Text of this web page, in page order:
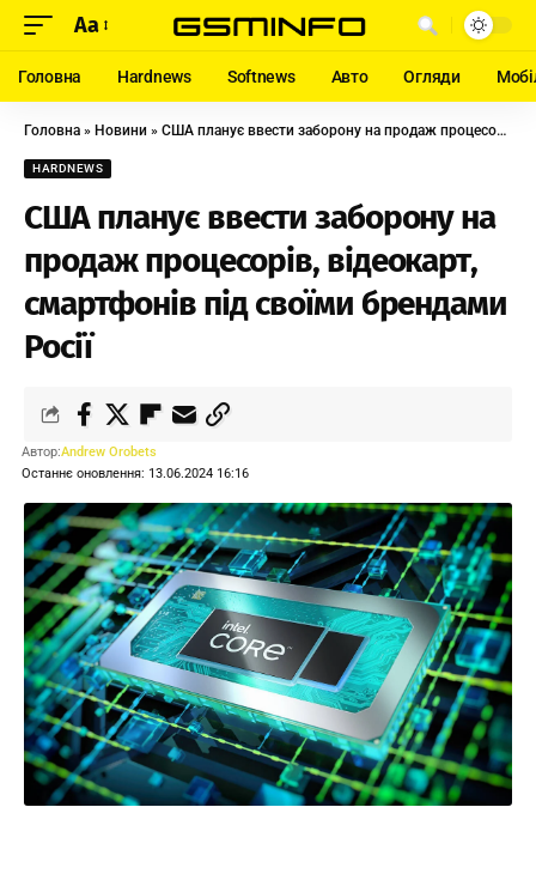
Aa
Головна Hardnews Softnews Авто Огляди
Головна » Новини » США планує ввести заборону на продаж процесорів, відеокарт, смартфонів під своїми брендами Росії
HARDNEWS
США планує ввести заборону на
продаж процесорів, відеокарт,
смартфонів під своїми брендами
Росії
Останнє оновлення: 13.06.2024 16:16
Автор:Andrew Orobets